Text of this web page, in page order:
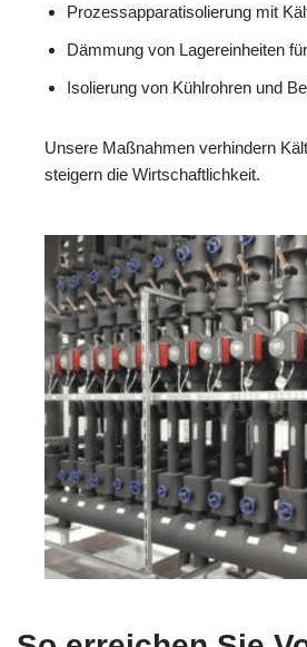
Prozessapparatisolierung mit
Dämmung von Lagereinheiten
Isolierung von Kühlrohren und
Unsere Maßnahmen verhindern
steigern die Wirtschaftlichkeit.